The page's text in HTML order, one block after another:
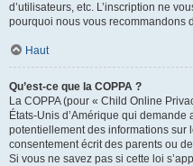
d’utilisateurs, etc. L’inscription ne
pourquoi nous vous recommandons
Haut
Qu’est-ce que la COPPA ?
La COPPA (pour « Child Online
États-Unis d’Amérique qui
potentiellement des informations sur
consentement écrit des parents ou
Si vous ne savez pas si cette loi